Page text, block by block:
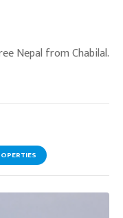
Nepal from Chabilal.